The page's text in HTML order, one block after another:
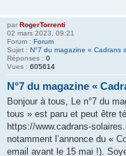
par RogerTorrenti
02 mars 2023, 09:21
Forum : Forum
Sujet : N°7 du magazine « Cadrans
Réponses : 0
Vues : 605614
N°7 du magazine «
Bonjour à tous, Le n°7 du
tous » est paru et peut être
https://www.cadrans-
notamment l’annonce du «
email avant le 15 mai !).